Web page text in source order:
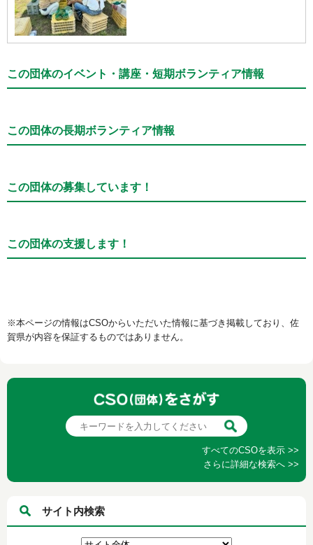
この団体のイベント・講座・短期ボランティア情報
この団体の長期ボランティア情報
この団体の募集しています！
この団体の支援します！
※本ページの情報はCSOからいただいた情報に基づき掲載しており、佐
賀県が内容を保証するものではありません。
すべてのCSOを表示 >>
さらに詳細な検索へ >>
サイト内検索